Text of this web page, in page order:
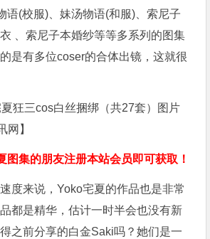
语(校服)、妹汤物语(和服)、索尼子
、索尼子本婚纱等等多系列的图集
是有多位coser的合体出镜，这就很
图集的朋友注册本站会员即可获取！
度来说，Yoko宅夏的作品也是非常
都是精华，估计一时半会也没有新
之前分享的白金Saki吗？她们是一